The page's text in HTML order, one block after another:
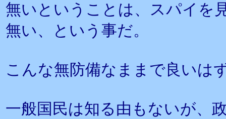
無いということは、スパイを
無い、という事だ。
こんな無防備なままで良いは
一般国民は知る由もないが、